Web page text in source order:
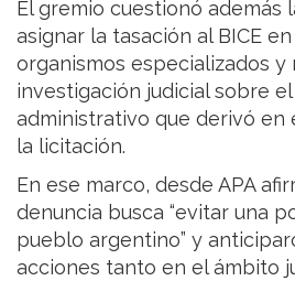
El gremio cuestionó además
asignar la tasación al BICE
organismos especializados y
investigación judicial sobre
administrativo que derivó en
la licitación.
En ese marco, desde APA
denuncia busca “evitar una
pueblo argentino” y
acciones tanto en el ámbito